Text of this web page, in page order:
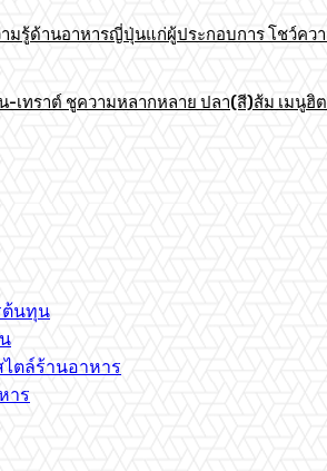
ามรู้ด้านอาหารญี่ปุ่นแก่ผู้ประกอบการ โชว์ค
-เทราต์ ชูความหลากหลาย ปลา(สี)ส้ม เมนูฮิ
ต้นทุน
ตล์ร้านอาหาร
าร